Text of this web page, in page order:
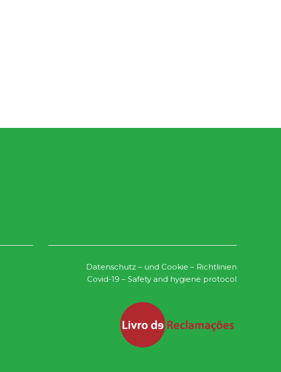
Datenschutz – und Cookie – Richtlinien
Covid-19 – Safety and hygiene protocol